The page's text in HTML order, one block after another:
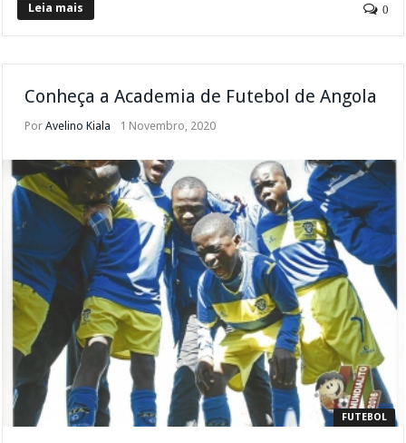
Leia mais 0
Conheça a Academia de Futebol de Angola
PorAvelino Kiala 1 Novembro, 2020
FUTEBOL